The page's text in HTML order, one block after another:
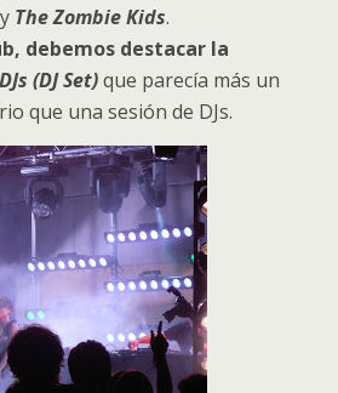
y The Zombie Kids.
, debemos destacar la
(DJ Set)que parecía más un
que una sesión de DJs.